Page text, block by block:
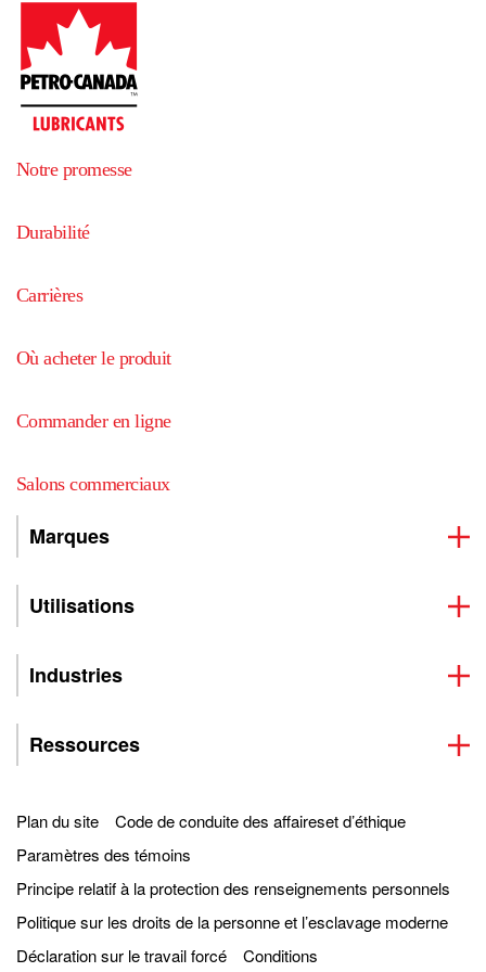
Notre promesse
Durabilité
Carrières
Où acheter le produit
Commander en ligne
Salons commerciaux
Marques
Utilisations
Industries
Ressources
Plan du site
Code de conduite des affaireset d’éthique
Paramètres des témoins
Principe relatif à la protection des renseignements personnels
Politique sur les droits de la personne et l’esclavage moderne
Déclaration sur le travail forcé
Conditions